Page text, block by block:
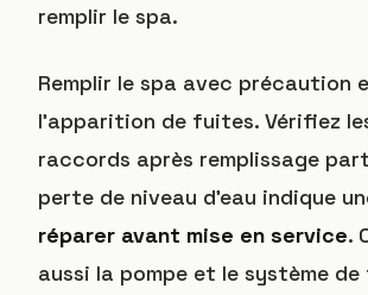
remplir le spa.
Remplir le spa avec précaution
l’apparition de fuites. Vérifiez
raccords après remplissage
perte de niveau d’eau indique
réparer avant mise en service.
aussi la pompe et le système